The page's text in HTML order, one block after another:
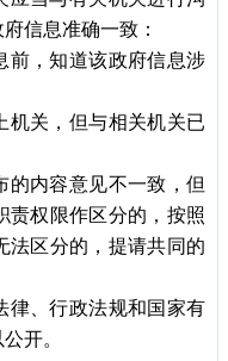
信息准确一致：
前，知道该政府信息涉
机关，但与相关机关已
的内容意见不一致，但
责权限作区分的，按照
法区分的，提请共同的
律、行政法规和国家有
开。